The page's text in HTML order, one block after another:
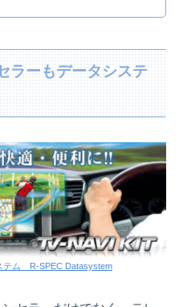
ラーもデータシステ
テム R-SPEC Datasystem